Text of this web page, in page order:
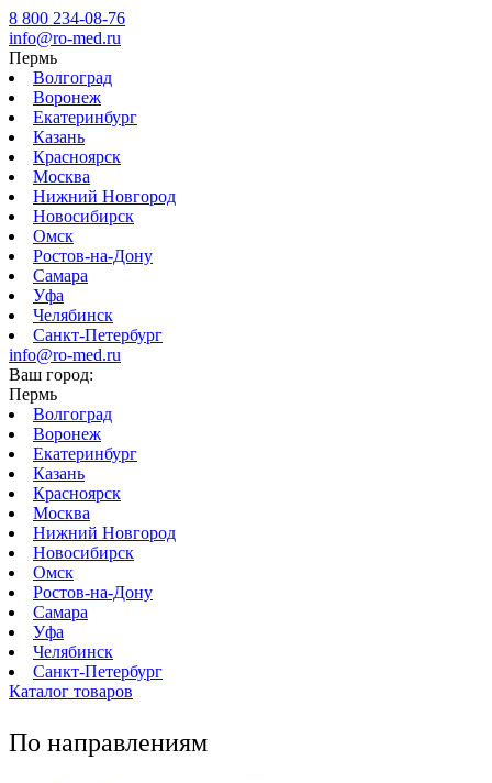
8 800 234-08-76
info@ro-med.ru
Пермь
Волгоград
Воронеж
Екатеринбург
Казань
Красноярск
Москва
Нижний Новгород
Новосибирск
Омск
Ростов-на-Дону
Самара
Уфа
Челябинск
Санкт-Петербург
info@ro-med.ru
Ваш город:
Пермь
Волгоград
Воронеж
Екатеринбург
Казань
Красноярск
Москва
Нижний Новгород
Новосибирск
Омск
Ростов-на-Дону
Самара
Уфа
Челябинск
Санкт-Петербург
Каталог товаров
По направлениям